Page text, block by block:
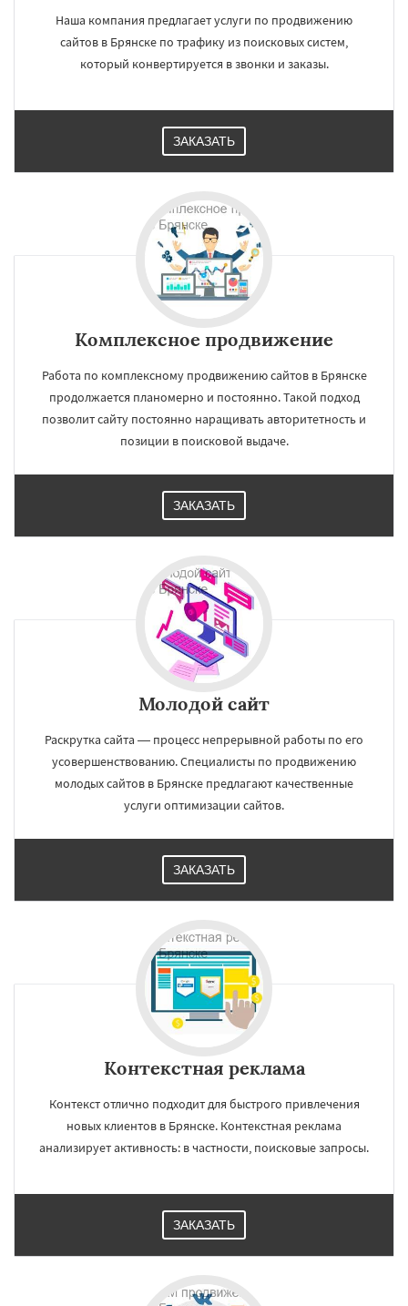
Наша компания предлагает услуги по продвижению
сайтов в Брянске по трафику из поисковых систем,
который конвертируется в звонки и заказы.
ЗАКАЗАТЬ
Комплексное продвижение
Работа по комплексному продвижению сайтов в Брянске
продолжается планомерно и постоянно. Такой подход
позволит сайту постоянно наращивать авторитетность и
позиции в поисковой выдаче.
ЗАКАЗАТЬ
Молодой сайт
Раскрутка сайта — процесс непрерывной работы по его
усовершенствованию. Специалисты по продвижению
молодых сайтов в Брянске предлагают качественные
услуги оптимизации сайтов.
ЗАКАЗАТЬ
Контекстная реклама
Контекст отлично подходит для быстрого привлечения
новых клиентов в Брянске. Контекстная реклама
анализирует активность: в частности, поисковые запросы.
ЗАКАЗАТЬ